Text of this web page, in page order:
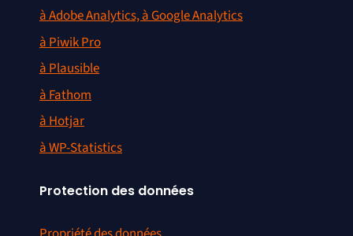
à Adobe Analytics, à Google Analytics
à Piwik Pro
à Plausible
à Fathom
à Hotjar
à WP-Statistics
Protection des données